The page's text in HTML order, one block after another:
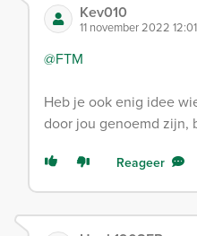
Kev010
11 november 2022 12:01
@FTM
Heb je ook enig idee
door jou genoemd zijn,
Reageer